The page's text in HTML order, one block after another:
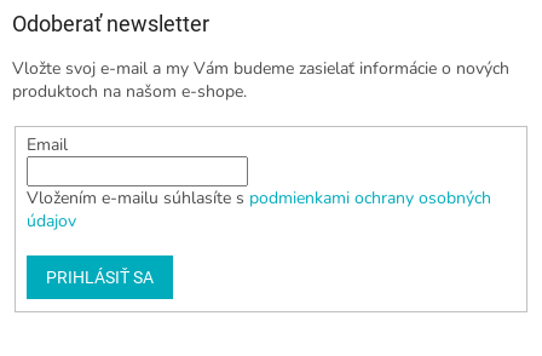
Odoberať newsletter
Vložte svoj e-mail a my Vám budeme zasielať informácie o nových
produktoch na našom e-shope.
Email
Vložením e-mailu súhlasíte s podmienkami ochrany osobných
údajov
PRIHLÁSIŤ SA